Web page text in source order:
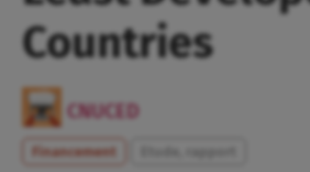
Countries
CNUCED
Financement